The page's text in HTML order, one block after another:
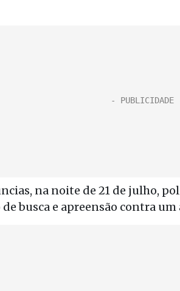
na noite de 21 de julho,
busca e apreensão contra um